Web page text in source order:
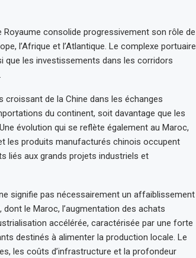
consolide progressivement son rôle de
l’Afrique et l’Atlantique. Le complexe portuaire
que les investissements dans les corridors
croissant de la Chine dans les échanges
du continent, soit davantage que les
évolution qui se reflète également au Maroc,
les produits manufacturés chinois occupent
liés aux grands projets industriels et
signifie pas nécessairement un affaiblissement
le Maroc, l’augmentation des achats
accélérée, caractérisée par une forte
destinés à alimenter la production locale. Le
les coûts d’infrastructure et la profondeur